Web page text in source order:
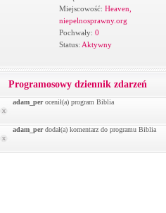
Miejscowość: Heaven,
niepelnosprawny.org
Pochwały: 0
Status: Aktywny
Programosowy dziennik zdarzeń
adam_perocenił(a) program Biblia
adam_perdodał(a) komentarz do programu Biblia